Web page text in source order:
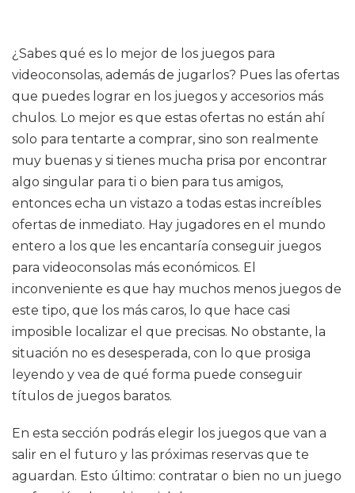
¿Sabes qué es lo mejor de los juegos para
videoconsolas, además de jugarlos? Pues las ofertas
que puedes lograr en los juegos y accesorios más
chulos. Lo mejor es que estas ofertas no están ahí
solo para tentarte a comprar, sino son realmente
muy buenas y si tienes mucha prisa por encontrar
algo singular para ti o bien para tus amigos,
entonces echa un vistazo a todas estas increíbles
ofertas de inmediato. Hay jugadores en el mundo
entero a los que les encantaría conseguir juegos
para videoconsolas más económicos. El
inconveniente es que hay muchos menos juegos de
este tipo, que los más caros, lo que hace casi
imposible localizar el que precisas. No obstante, la
situación no es desesperada, con lo que prosiga
leyendo y vea de qué forma puede conseguir
títulos de juegos baratos.
En esta sección podrás elegir los juegos que van a
salir en el futuro y las próximas reservas que te
aguardan. Esto último: contratar o bien no un juego